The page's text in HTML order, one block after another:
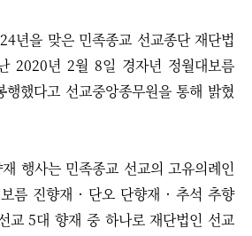
년을 맞은 민족종교 선교종단 재단법
2020년 2월 8일 경자년 정월대보름
행했다고 선교중앙종무원을 통해 밝혔
행사는 민족종교 선교의 고유의례인
름 진향재 · 단오 단향재 · 추석 추향
교 5대 향재 중 하나로 재단법인 선교